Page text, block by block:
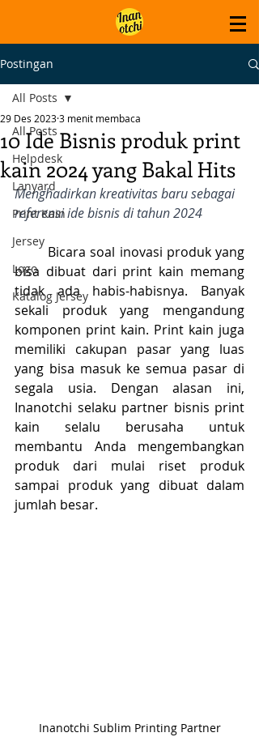
Postingan
All Posts
Helpdesk
Lanyard
Print Kain
Jersey
Logo
Katalog Jersey
All Posts
10 Ide Bisnis produk print
kain 2024 yang Bakal Hits
29 Des 20233 menit membaca
Menghadirkan kreativitas baru sebagai
referensi ide bisnis di tahun 2024
	Bicara soal inovasi produk yang
bisa dibuat dari print kain memang
tidak ada habis-habisnya. Banyak
sekali produk yang mengandung
komponen print kain. Print kain juga
memiliki cakupan pasar yang luas
yang bisa masuk ke semua pasar di
segala usia. Dengan alasan ini,
Inanotchi selaku partner bisnis print
kain selalu berusaha untuk
membantu Anda mengembangkan
produk dari mulai riset produk
sampai produk yang dibuat dalam
jumlah besar.
Inanotchi Sublim Printing Partner